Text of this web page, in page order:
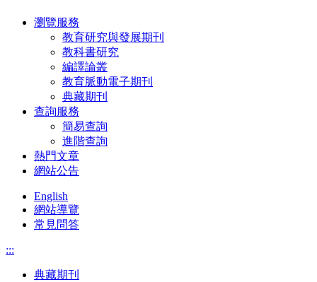
瀏覽服務
教育研究與發展期刊
教科書研究
編譯論叢
教育脈動電子期刊
典藏期刊
查詢服務
簡易查詢
進階查詢
熱門文章
網站公告
English
網站導覽
常見問答
:::
典藏期刊